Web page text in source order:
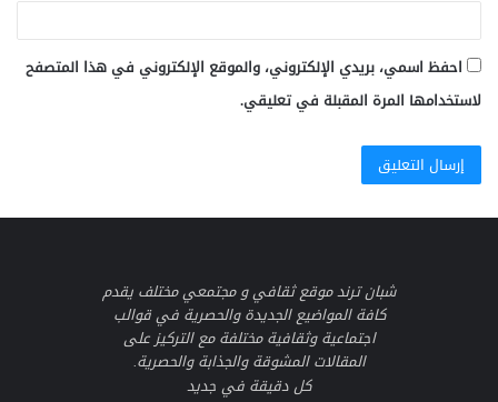
احفظ اسمي، بريدي الإلكتروني، والموقع الإلكتروني في هذا المتصفح
لاستخدامها المرة المقبلة في تعليقي.
شبان ترند موقع ثقافي و مجتمعي مختلف يقدم
كافة المواضيع الجديدة والحصرية في قوالب
اجتماعية وثقافية مختلفة مع التركيز على
المقالات المشوقة والجذابة والحصرية.
كل دقيقة في جديد